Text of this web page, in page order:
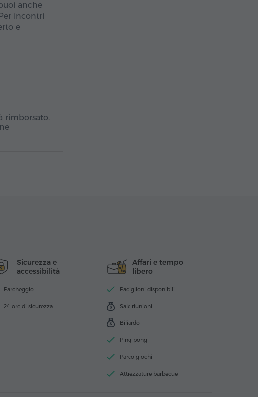
anche
incontri
e
rimborsato.
Sicurezza e
accessibilità
Parcheggio
24 ore di sicurezza
Affari e tempo
libero
Padiglioni disponibili
Sale riunioni
Biliardo
Ping-pong
Parco giochi
Attrezzature barbecue